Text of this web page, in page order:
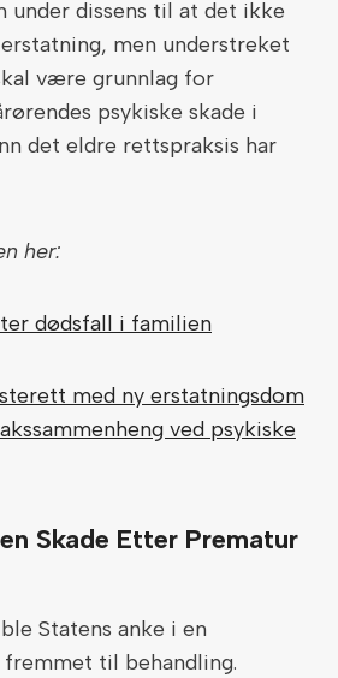
under dissens til at det ikke
men understreket
være grunnlag for
psykiske skade i
det eldre rettspraksis har
her:
dødsfall i familien
med ny erstatningsdom
ved psykiske
Skade Etter Prematur
Statens anke i en
fremmet til behandling.